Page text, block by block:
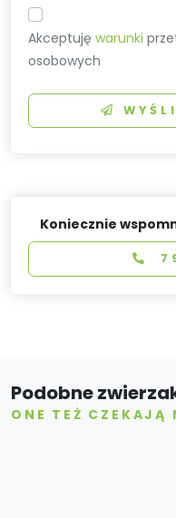
Akceptujęwarunki
osobowych
Koniecznie
Podobne
ONE TEŻ CZEKAJĄ